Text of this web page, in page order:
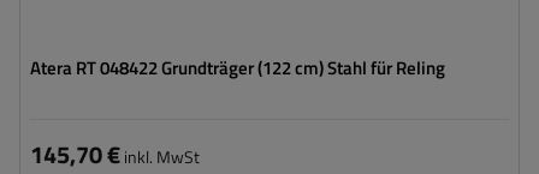
Atera RT 048422 Grundträger (122 cm) Stahl für Reling
145,70 €inkl. MwSt